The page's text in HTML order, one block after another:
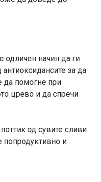
одличен начин да ги
за да
да помогне при
црево и да спречи
од сувите сливи
и